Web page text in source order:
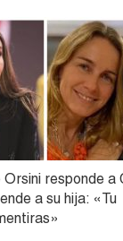
responde a
a su hija: «Tu